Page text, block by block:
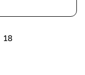
18